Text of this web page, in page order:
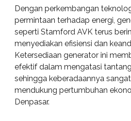
Dengan perkembangan
permintaan terhadap energi,
seperti Stamford AVK terus
menyediakan efisiensi dan
Ketersediaan generator ini
efektif dalam mengatasi
sehingga keberadaannya
mendukung pertumbuhan
Denpasar.